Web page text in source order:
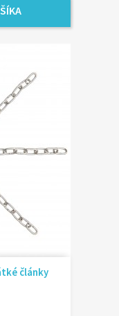
články